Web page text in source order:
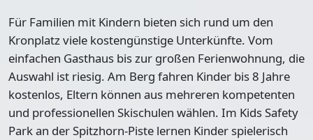
Für Familien mit Kindern bieten sich rund um den
Kronplatz viele kostengünstige Unterkünfte. Vom
einfachen Gasthaus bis zur großen Ferienwohnung, die
Auswahl ist riesig. Am Berg fahren Kinder bis 8 Jahre
kostenlos, Eltern können aus mehreren kompetenten
und professionellen Skischulen wählen. Im Kids Safety
Park an der Spitzhorn-Piste lernen Kinder spielerisch